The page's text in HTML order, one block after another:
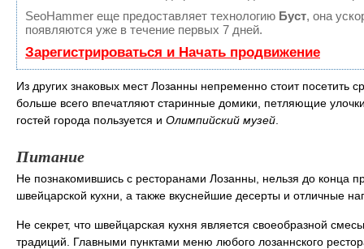
SeoHammer еще предоставляет технологию Буст, она
появляются уже в течение первых 7 дней.
Зарегистрироваться и Начать продвижение
Из других знаковых мест Лозанны непременно стоит посетить
больше всего впечатляют старинные домики, петляющие
гостей города пользуется и Олимпийский музей
Питание
Не познакомившись с ресторанами Лозанны, нельзя до конца
швейцарской кухни, а также вкуснейшие десерты и отличные
Не секрет, что швейцарская кухня является своеобразной
традиций. Главными пунктами меню любого лозаннского